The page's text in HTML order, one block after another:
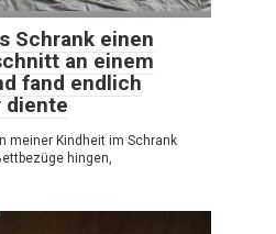
Schrank einen
an einem
fand endlich
diente
meiner Kindheit im Schrank
hingen,